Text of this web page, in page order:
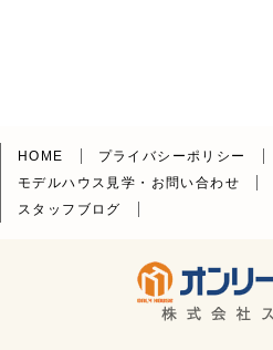
HOME
プライバシーポリシー
モデルハウス見学・お問い合わせ
スタッフブログ